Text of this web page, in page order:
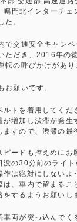
門北インターチェ
た。
で交通安全キャン
ただき、2016年の
の呼びかけがあり
お願いです。
トを着用してくだ
増加し渋滞が発生
すので、渋滞の
ードも控えめにお
の30分前のライト
は絶対にしないよ
、車内で留まるこ
するようお願いし
両が突っ込んで